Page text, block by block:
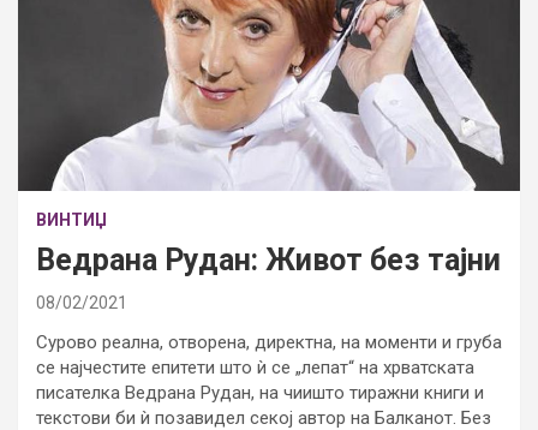
ВИНТИЏ
Ведрана Рудан: Живот без тајни
08/02/2021
Сурово реална, отворена, директна, на моменти и груба
се најчестите епитети што ѝ се „лепат“ на хрватската
писателка Ведрана Рудан, на чиишто тиражни книги и
текстови би ѝ позавидел секој автор на Балканот. Без